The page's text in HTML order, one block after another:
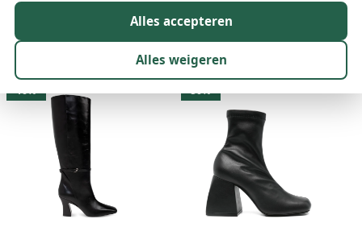
Kleur 1
8 resultaten:
16% 50%
Alles accepteren
Alles weigeren